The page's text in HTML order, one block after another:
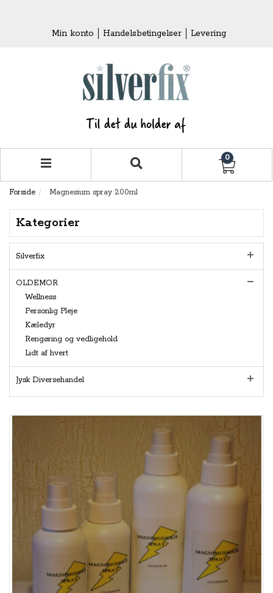
Min konto Handelsbetingelser Levering
0
Forside Magnesium spray 200ml
Kategorier
Silverfix
OLDEMOR
Wellness
Personlig Pleje
Kæledyr
Rengøring og vedligehold
Lidt af hvert
Jysk Diversehandel